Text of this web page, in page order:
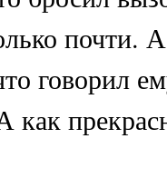
почти.
говорил
как